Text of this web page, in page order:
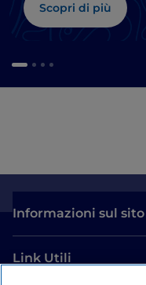
Scopri di più
Informazioni sul sito
Link Utili